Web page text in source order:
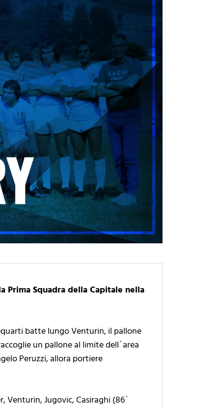
Prima Squadra della Capitale nella
batte lungo Venturin, il pallone
un pallone al limite dell`area
Peruzzi, allora portiere
Venturin, Jugovic, Casiraghi (86`